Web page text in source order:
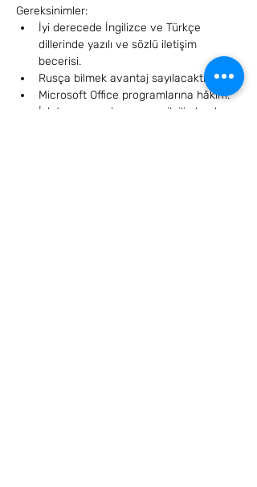
Gereksinimler:
İyi derecede İngilizce ve Türkçe
dillerinde yazılı ve sözlü iletişim
becerisi.
Rusça bilmek avantaj sayılacaktır.
Microsoft Office programlarına hâkim.
İşletme, pazarlama veya ilgili alanda